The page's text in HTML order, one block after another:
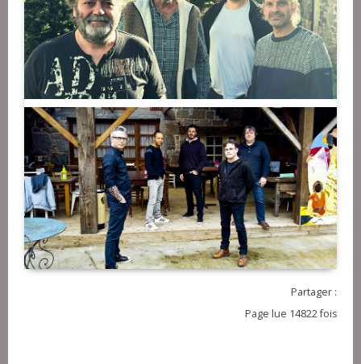
Partager :
Page lue 14822 fois